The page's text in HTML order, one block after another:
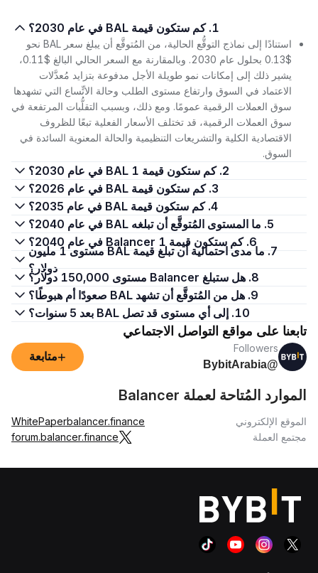
1. كم ستكون قيمة BAL في عام 2030؟
استنادًا إلى نماذج التوقُّع الحالية، من المُتوقَّع أن يبلغ سعر BAL نحو
$0.13 بحلول عام 2030. وبالمقارنة مع السعر الحالي البالغ $0.11،
يشير ذلك إلى إمكانات نمو طويلة الأجل مدفوعة بتزايد مُعدَّلات
الاعتماد في السوق وارتفاع مستوى الطلب وحالة الاتِّساع التي تشهدها
سوق العملات الرقمية عمومًا. ومع ذلك، وبسبب التقلُّبات المرتفعة في
سوق العملات الرقمية، قد تختلف الأسعار الفعلية تبعًا للظروف
الاقتصادية الكلية والتشريعات التنظيمية والحالة المعنوية السائدة في
السوق.
2. كم ستكون قيمة 1 BAL في عام 2030؟
3. كم ستكون قيمة BAL في عام 2026؟
4. كم ستكون قيمة BAL في عام 2035؟
5. ما المستوى المُتوقَّع أن تبلغه BAL في عام 2040؟
6. كم ستكون قيمة 1 Balancer في عام 2040؟
7. ما مدى احتمالية أن تبلغ قيمة BAL مستوى 1 مليون
دولار؟
8. هل ستبلغ Balancer مستوى 150,000 دولار؟
9. هل من المُتوقَّع أن تشهد BAL صعودًا أم هبوطًا؟
10. إلى أي مستوى قد تصل BAL بعد 5 سنوات؟
تابعنا على مواقع التواصل الاجتماعي
Followers
@BybitArabia
+متابعة
الموارد المُتاحة لعملة Balancer
الموقع الإلكتروني balancer.finance
WhitePaper
مجتمع العملة
forum.balancer.finance